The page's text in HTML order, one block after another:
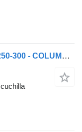
Ventura HOJA NIVELADORA NPH 250-300 - COLUMBIA /